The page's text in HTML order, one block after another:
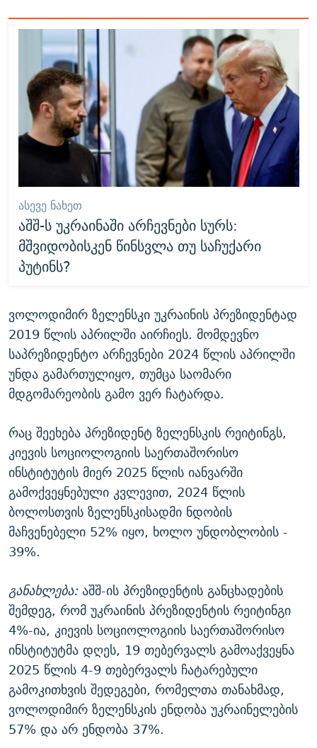
ᲐᲡᲔᲕᲔ ᲜᲐᲮᲔᲗ
აშშ-ს უკრაინაში არჩევნები სურს:
მშვიდობისკენ წინსვლა თუ საჩუქარი
პუტინს?
ვოლოდიმირ ზელენსკი უკრაინის პრეზიდენტად
2019 წლის აპრილში აირჩიეს. მომდევნო
საპრეზიდენტო არჩევნები 2024 წლის აპრილში
უნდა გამართულიყო, თუმცა საომარი
მდგომარეობის გამო ვერ ჩატარდა.
რაც შეეხება პრეზიდენტ ზელენსკის რეიტინგს,
კიევის სოციოლოგიის საერთაშორისო
ინსტიტუტის მიერ 2025 წლის იანვარში
გამოქვეყნებული კვლევით, 2024 წლის
ბოლოსთვის ზელენსკისადმი ნდობის
მაჩვენებელი 52% იყო, ხოლო უნდობლობის -
39%.
განახლება:აშშ-ის პრეზიდენტის განცხადების
შემდეგ, რომ უკრაინის პრეზიდენტის რეიტინგი
4%-ია, კიევის სოციოლოგიის საერთაშორისო
ინსტიტუტმა დღეს, 19 თებერვალს გამოაქვეყნა
2025 წლის 4-9 თებერვალს ჩატარებული
გამოკითხვის შედეგები, რომელთა თანახმად,
ვოლოდიმირ ზელენსკის ენდობა უკრაინელების
57% და არ ენდობა 37%.